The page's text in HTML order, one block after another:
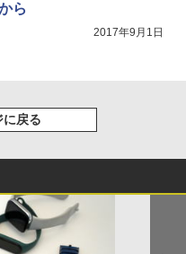
ら
2017年9月1日
に戻る